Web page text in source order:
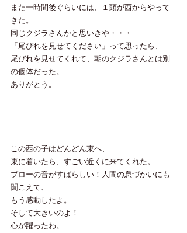
また一時間後ぐらいには、１頭が西からやって
きた。
同じクジラさんかと思いきや・・・
「尾びれを見せてください」って思ったら、
尾びれを見せてくれて、朝のクジラさんとは別
の個体だった。
ありがとう。
この西の子はどんどん東へ、
東に着いたら、すごい近くに来てくれた。
ブローの音がすばらしい！人間の息づかいにも
聞こえて、
もう感動したよ。
そして大きいのよ！
心が躍ったわ。